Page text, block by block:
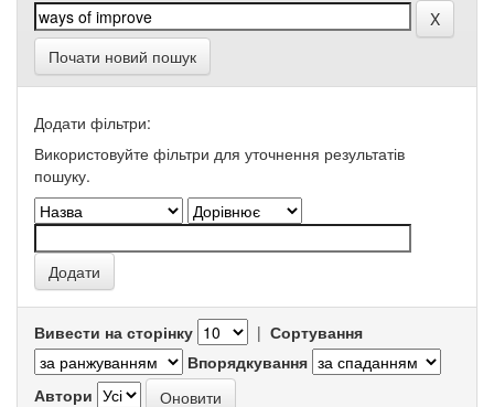
Почати новий пошук
Додати фільтри:
Використовуйте фільтри для уточнення результатів
пошуку.
Вивести на сторінку | Сортування
Впорядкування
Автори